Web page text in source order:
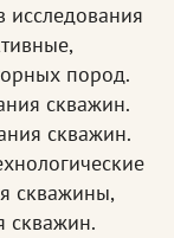
исследования
пород.
скважин.
скважин.
скважины,
скважин.